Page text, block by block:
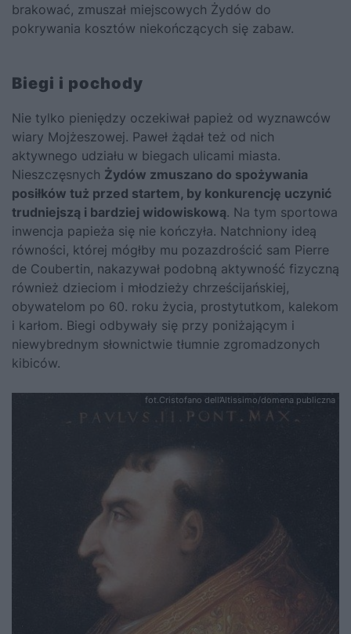
brakować, zmuszał miejscowych Żydów do
pokrywania kosztów niekończących się zabaw.
Biegi i pochody
Nie tylko pieniędzy oczekiwał papież od wyznawców
wiary Mojżeszowej. Paweł żądał też od nich
aktywnego udziału w biegach ulicami miasta.
Nieszczęsnych Żydów zmuszano do spożywania
posiłków tuż przed startem, by konkurencję uczynić
trudniejszą i bardziej widowiskową. Na tym sportowa
inwencja papieża się nie kończyła. Natchniony ideą
równości, której mógłby mu pozazdrościć sam Pierre
de Coubertin, nakazywał podobną aktywność fizyczną
również dzieciom i młodzieży chrześcijańskiej,
obywatelom po 60. roku życia, prostytutkom, kalekom
i karłom. Biegi odbywały się przy poniżającym i
niewybrednym słownictwie tłumnie zgromadzonych
kibiców.
fot.Cristofano dell’Altissimo/domena publiczna